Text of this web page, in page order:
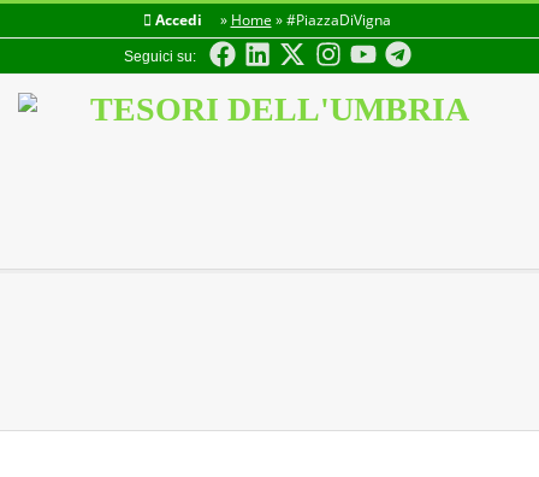
Accedi » Home »#PiazzaDiVigna
Seguici su: